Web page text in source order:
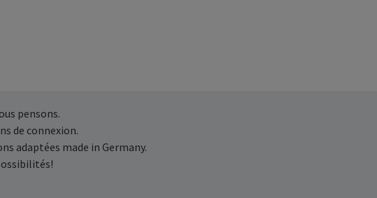
pensons.
de connexion.
adaptées made in Germany.